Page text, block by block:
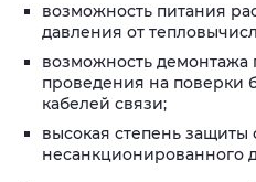
возможность питания
давления от
возможность демонтажа
проведения на поверки
кабелей связи;
высокая степень защиты
несанкционированного